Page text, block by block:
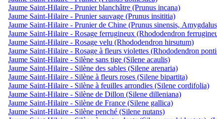
Jaume Saint-Hilaire - Prunier blanchâtre (Prunus incana)
Jaume Saint-Hilaire - Prunier sauvage (Prunus insititia)
Jaume Saint-Hilaire - Prunier de Chine (Prunus sinensis,
Jaume Saint-Hilaire - Rosage ferrugineux (Rhododendron
Jaume Saint-Hilaire - Rosage velu (Rhododendron hirsutum)
Jaume Saint-Hilaire - Rosage à fleurs violettes (Rhododendron
Jaume Saint-Hilaire - Silène sans tige (Silene acaulis)
Jaume Saint-Hilaire - Silène des sables (Silene arenaria)
Jaume Saint-Hilaire - Silène à fleurs roses (Silene bipartita)
Jaume Saint-Hilaire - Silène à feuilles arrondies (Silene cordifolia)
Jaume Saint-Hilaire - Silène de Dillon (Silene dilleniana)
Jaume Saint-Hilaire - Silène de France (Silene gallica)
Jaume Saint-Hilaire - Silène penché (Silene nutans)